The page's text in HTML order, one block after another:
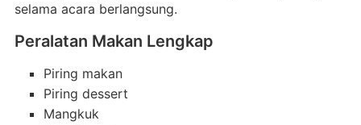
selama acara berlangsung.
Peralatan Makan Lengkap
Piring makan
Piring dessert
Mangkuk